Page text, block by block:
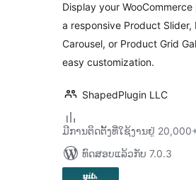
Display your
a responsive Product Slider,
Carousel, or Product Grid
easy customization.
ShapedPlugin LLC
ມີການຕິດຕັ້ງທີ່ໃຊ້ງານຢູ່
ທົດສອບແລ້ວກັບ 7.0.3